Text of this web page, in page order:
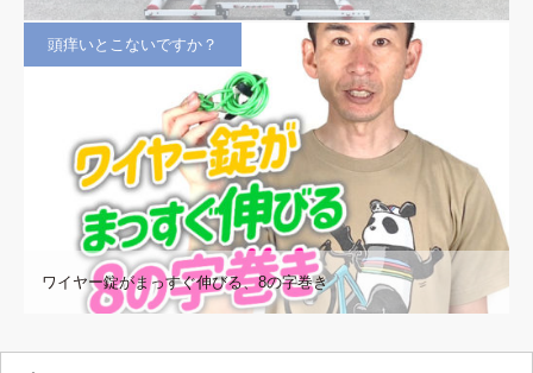
頭痒いとこないですか？
ワイヤー錠がまっすぐ伸びる、8の字巻き